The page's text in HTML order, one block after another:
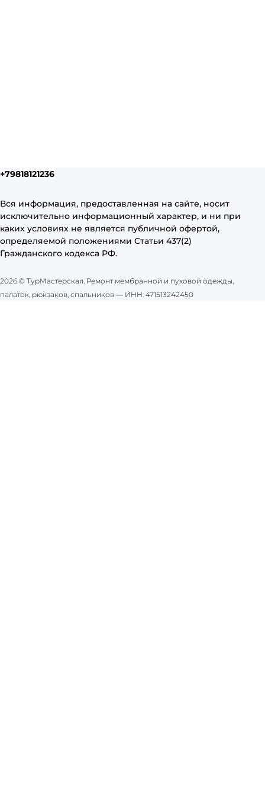
+79818121236
Вся информация, предоставленная на сайте, носит
исключительно информационный характер, и ни при
каких условиях не является публичной офертой,
определяемой положениями Статьи 437(2)
Гражданского кодекса РФ.
2026 © ТурМастерская. Ремонт мембранной и пуховой одежды,
палаток, рюкзаков, спальников — ИНН: 471513242450